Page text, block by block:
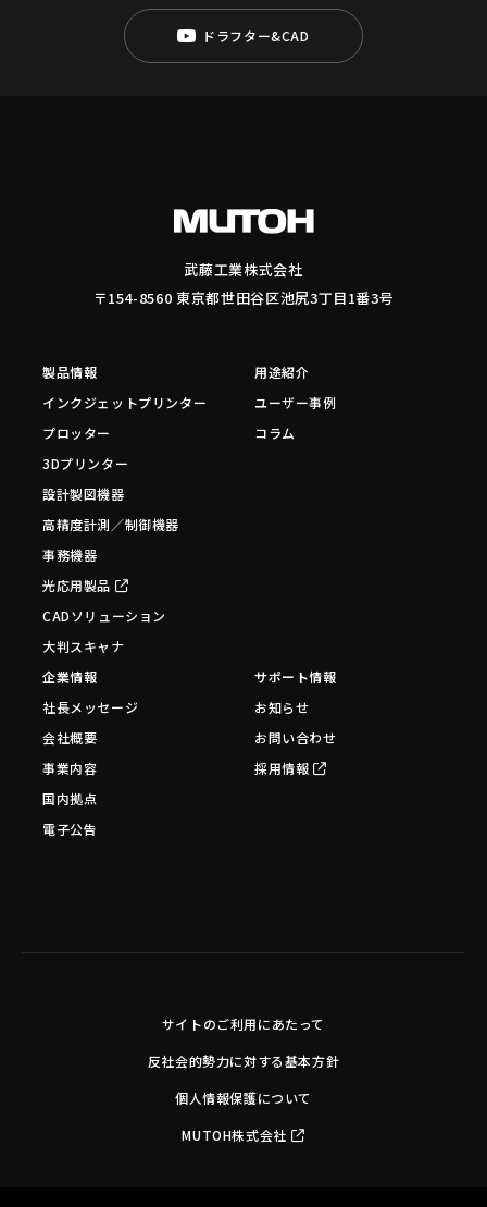
ドラフター&CAD
武藤工業株式会社
〒154-8560 東京都世田谷区池尻3丁目1番3号
製品情報
インクジェットプリンター
プロッター
3Dプリンター
設計製図機器
高精度計測／制御機器
事務機器
光応用製品
CADソリューション
大判スキャナ
用途紹介
ユーザー事例
コラム
企業情報
社長メッセージ
会社概要
事業内容
国内拠点
電子公告
サポート情報
お知らせ
お問い合わせ
採用情報
サイトのご利用にあたって
反社会的勢力に対する基本方針
個人情報保護について
MUTOH株式会社